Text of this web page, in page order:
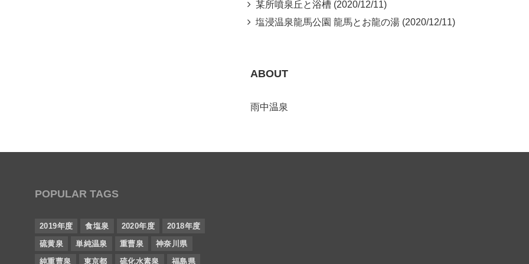
某所噴泉丘と浴槽 (2020/12/11)
塩浸温泉龍馬公園 龍馬とお龍の湯 (2020/12/11)
ABOUT
雨中温泉
POPULAR TAGS
2019年度 食塩泉 2020年度
2018年度
硫黄泉
単純温泉 重曹泉
神奈川県
純重曹泉
東京都 硫化水素泉 福島県